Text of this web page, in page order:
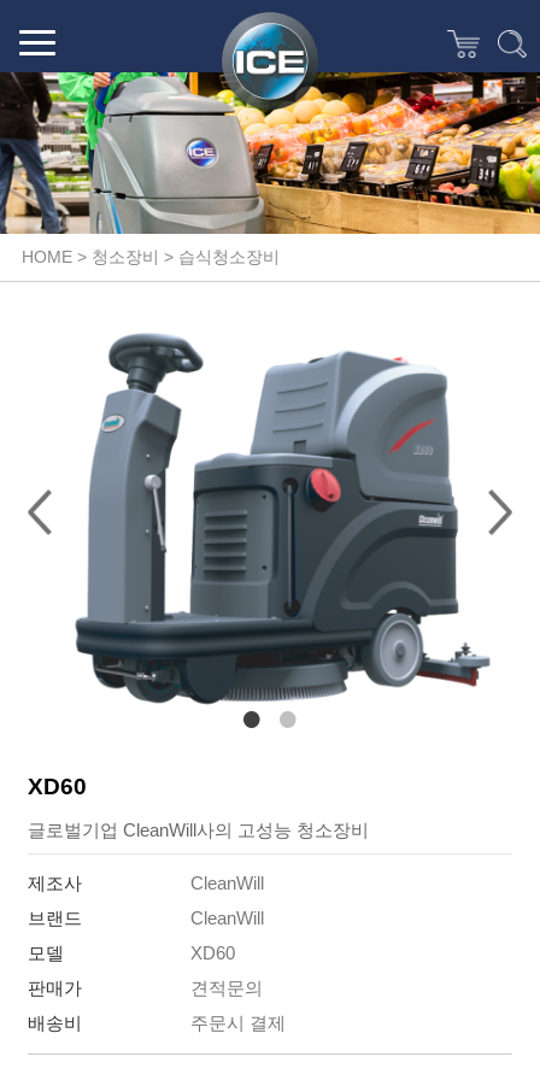
HOME > 청소장비 > 습식청소장비
XD60
글로벌기업 CleanWill사의 고성능 청소장비
제조사
CleanWill
브랜드
CleanWill
모델
XD60
판매가
견적문의
배송비
주문시 결제